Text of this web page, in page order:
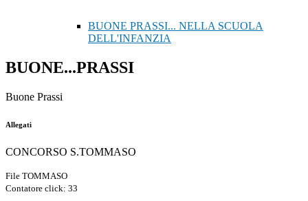
BUONE PRASSI... NELLA SCUOLA
DELL'INFANZIA
BUONE...PRASSI
Buone Prassi
Allegati
CONCORSO S.TOMMASO
File TOMMASO
Contatore click: 33